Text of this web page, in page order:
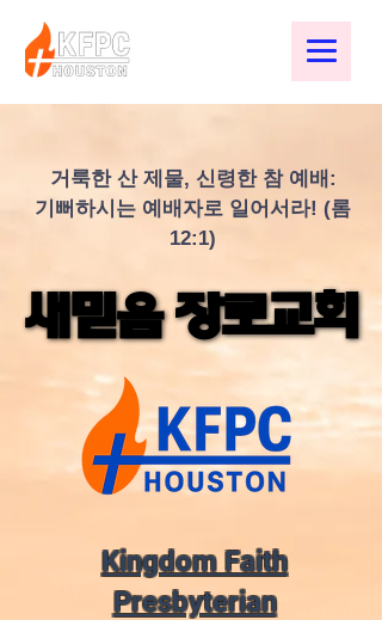
거룩한 산 제물, 신령한 참 예배:
기뻐하시는 예배자로 일어서라! (롬
12:1)
새믿음 장로교회
새믿음 장로교회
Kingdom Faith
Presbyterian